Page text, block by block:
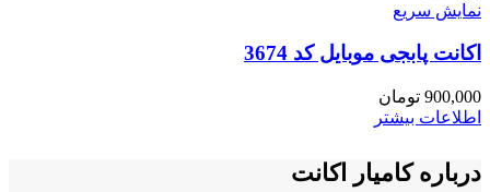
نمایش سریع
اکانت پابجی موبایل کد 3674
900,000 تومان
اطلاعات بیشتر
درباره کامیار اکانت